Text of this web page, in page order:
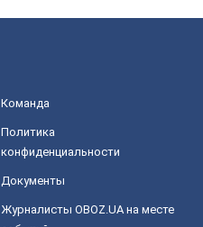
Команда
Политика
конфиденциальности
Документы
Журналисты OBOZ.UA на месте